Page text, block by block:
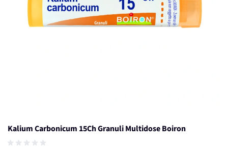
Kalium Carbonicum 15Ch Granuli Multidose Boiron